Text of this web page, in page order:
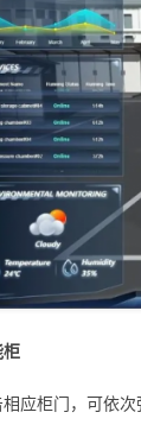
柜
相应柜门，可依次